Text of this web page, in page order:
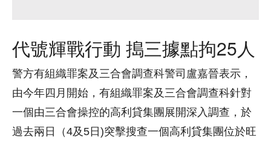
代號輝戰行動 搗三據點拘25人
警方有組織罪案及三合會調查科警司盧嘉晉表示，
由今年四月開始，有組織罪案及三合會調查科針對
一個由三合會操控的高利貸集團展開深入調查，於
過去兩日（4及5日)突擊搜查一個高利貸集團位於旺